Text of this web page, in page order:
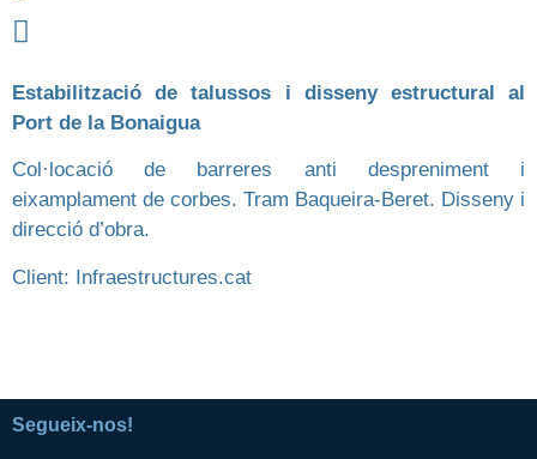
Estabilització de talussos i disseny estructural al
Port de la Bonaigua
Col·locació de barreres anti despreniment i
eixamplament de corbes. Tram Baqueira-Beret. Disseny i
direcció d’obra.
Client: Infraestructures.cat
Segueix-nos!